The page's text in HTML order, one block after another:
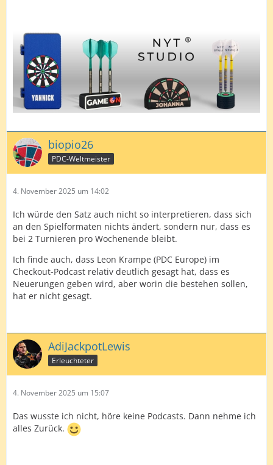
biopio26
PDC-Weltmeister
4. November 2025 um 14:02
Ich würde den Satz auch nicht so interpretieren, dass sich
an den Spielformaten nichts ändert, sondern nur, dass es
bei 2 Turnieren pro Wochenende bleibt.
Ich finde auch, dass Leon Krampe (PDC Europe) im
Checkout-Podcast relativ deutlich gesagt hat, dass es
Neuerungen geben wird, aber worin die bestehen sollen,
hat er nicht gesagt.
AdiJackpotLewis
Erleuchteter
4. November 2025 um 15:07
Das wusste ich nicht, höre keine Podcasts. Dann nehme ich
alles Zurück.